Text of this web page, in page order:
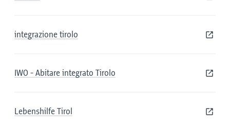
integrazione tirolo
IWO - Abitare integrato Tirolo
Lebenshilfe Tirol